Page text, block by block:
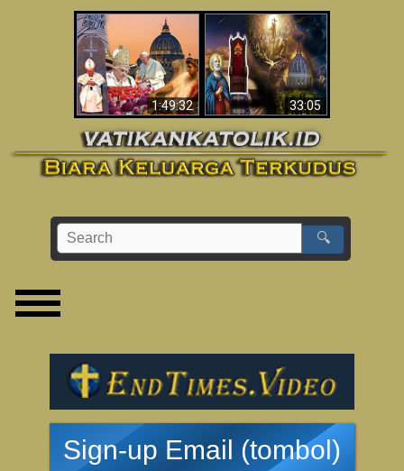
1:49:32
Wahyu di Vatikan
Sekarang
33:05
Apakah Alkitab
Memprediksikan 70
Tahun Tanpa
Seorang Paus?
🔍
Sign-up Email (tombol)